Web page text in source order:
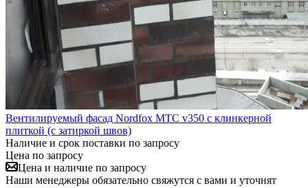
Вентилируемый фасад Nordfox МТС v350 с клинкерной
плиткой (с затиркой швов)
Наличие и срок поставки по запросу
Цена по запросу
Цена и наличие по запросу
Наши менеджеры обязательно свяжутся с вами и уточнят